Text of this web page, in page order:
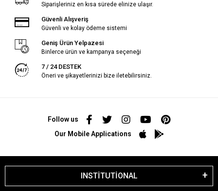
Siparişleriniz en kısa sürede elinize ulaşır.
Güvenli Alışveriş
Güvenli ve kolay ödeme sistemi
Geniş Ürün Yelpazesi
Binlerce ürün ve kampanya seçeneği
7 / 24 DESTEK
Öneri ve şikayetlerinizi bize iletebilirsiniz.
Follow us
Our Mobile Applications
INSTİTUTİONAL